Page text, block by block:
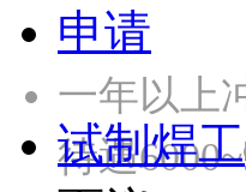
申请
一年以上
待遇
试制焊工